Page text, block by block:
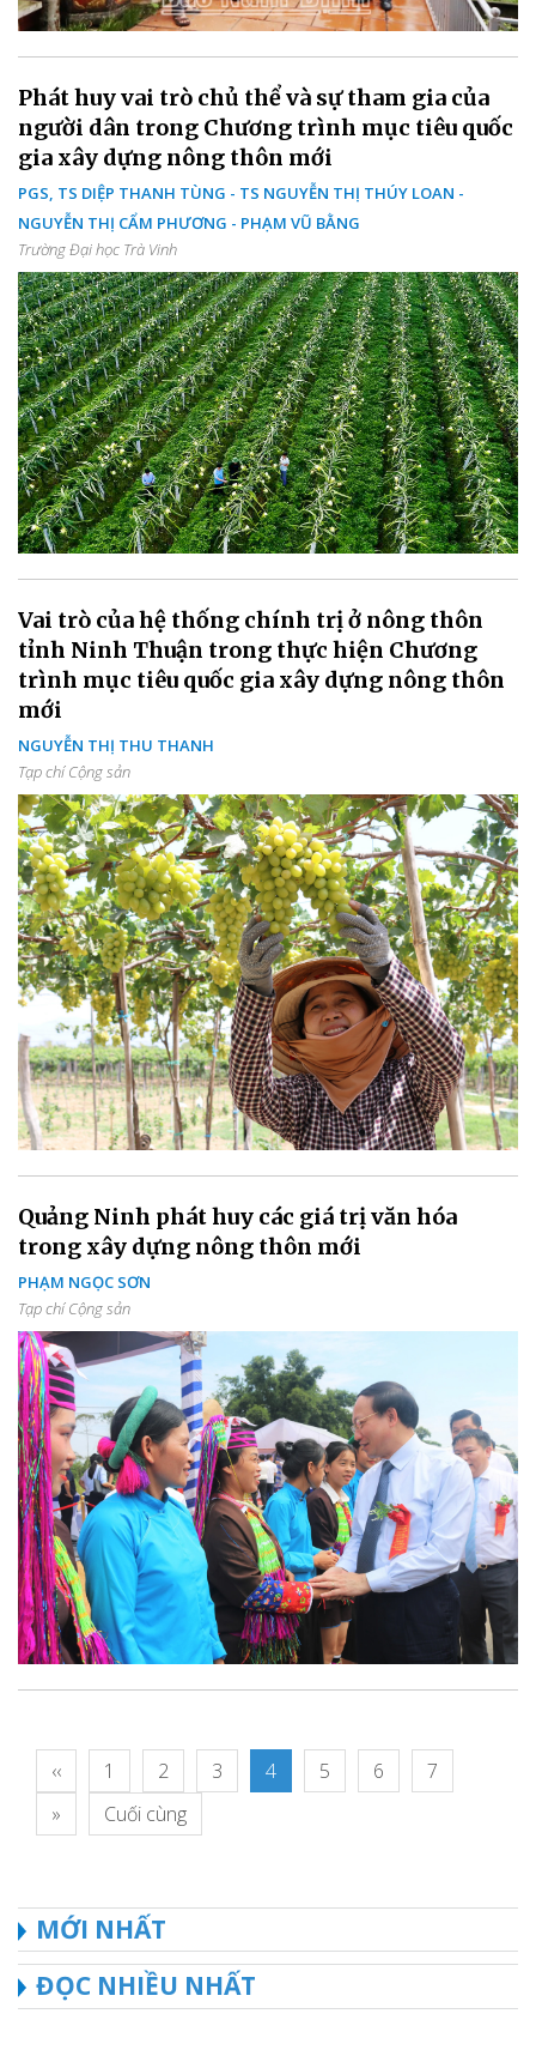
Phát huy vai trò chủ thể và sự tham gia của
người dân trong Chương trình mục tiêu quốc
gia xây dựng nông thôn mới
PGS, TS DIỆP THANH TÙNG - TS NGUYỄN THỊ THÚY LOAN -
NGUYỄN THỊ CẨM PHƯƠNG - PHẠM VŨ BẰNG
Trường Đại học Trà Vinh
Vai trò của hệ thống chính trị ở nông thôn
tỉnh Ninh Thuận trong thực hiện Chương
trình mục tiêu quốc gia xây dựng nông thôn
mới
NGUYỄN THỊ THU THANH
Tạp chí Cộng sản
Quảng Ninh phát huy các giá trị văn hóa
trong xây dựng nông thôn mới
PHẠM NGỌC SƠN
Tạp chí Cộng sản
‹‹ 1 2 3 4 5 6
7
»
Cuối cùng
MỚI NHẤT
ĐỌC NHIỀU NHẤT